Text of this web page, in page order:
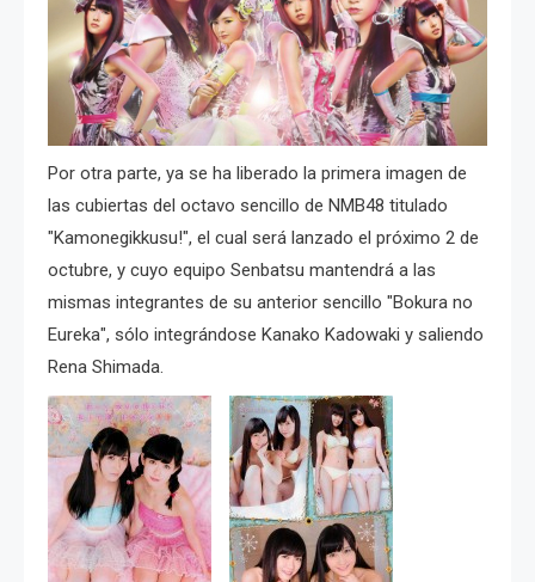
Por otra parte, ya se ha liberado la primera imagen de
las cubiertas del octavo sencillo de NMB48 titulado
"Kamonegikkusu!", el cual será lanzado el próximo 2 de
octubre, y cuyo equipo Senbatsu mantendrá a las
mismas integrantes de su anterior sencillo "Bokura no
Eureka", sólo integrándose Kanako Kadowaki y saliendo
Rena Shimada.